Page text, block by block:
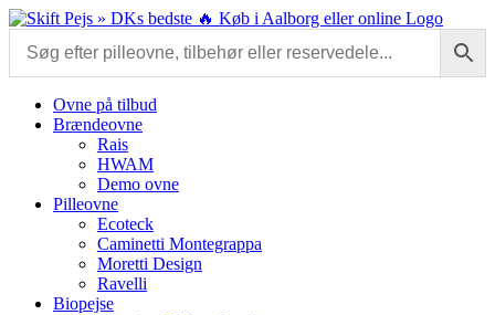
Skip
content
Ovne på tilbud
Brændeovne
Rais
HWAM
Demo ovne
Pilleovne
Ecoteck
Caminetti Montegrappa
Moretti Design
Ravelli
Biopejse